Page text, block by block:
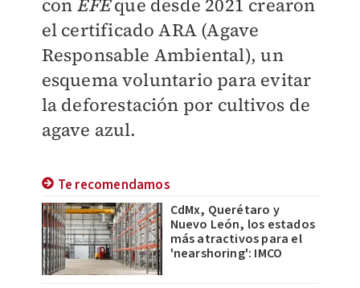
con EFEque desde 2021 crearon
el certificado ARA (Agave
Responsable Ambiental), un
esquema voluntario para evitar
la deforestación por cultivos de
agave azul.
Te recomendamos
CdMx, Querétaro y
Nuevo León, los estados
más atractivos para el
'nearshoring': IMCO